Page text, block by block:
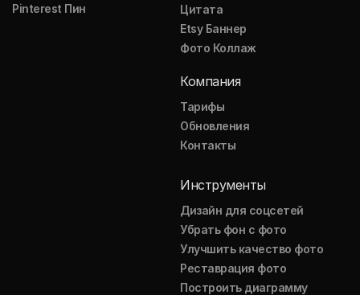
Pinterest Пин
Цитата
Etsy Баннер
Фото Коллаж
Компания
Тарифы
Обновления
Контакты
Инструменты
Дизайн для соцсетей
Убрать фон с фото
Улучшить качество фото
Реставрация фото
Построить диаграмму